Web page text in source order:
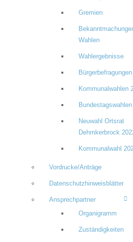
Gremien
Wahlen
Wahlergebnisse
Bürgerbefragungen
Kommunalwahlen
Neuwahl Ortsrat
Dehmkerbrock
Kommunalwahl
Vordrucke/Anträge
Datenschutzhinweisblätter
Ansprechpartner
Organigramm
Zuständigkeiten